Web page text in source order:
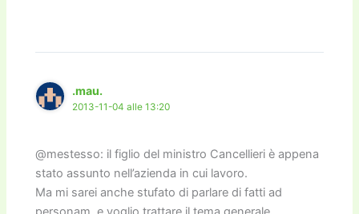
.mau.
2013-11-04 alle 13:20
@mestesso: il figlio del ministro Cancellieri è appena
stato assunto nell’azienda in cui lavoro.
Ma mi sarei anche stufato di parlare di fatti ad